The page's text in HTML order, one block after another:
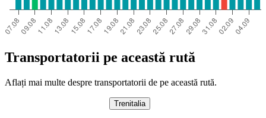
Transportatorii pe această rută
Aflați mai multe despre transportatorii de pe această rută.
Trenitalia